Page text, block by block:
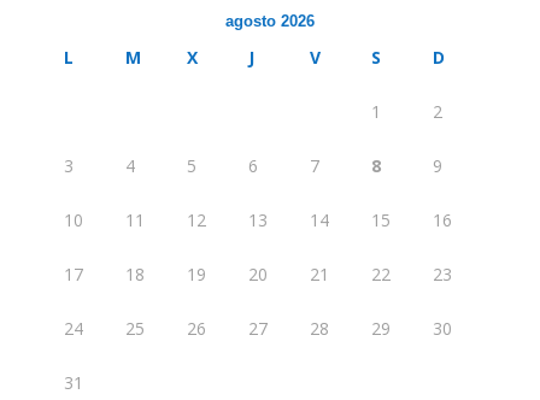
agosto 2026
L M X J V S D
1 2
3 4 5 6 7 8 9
10 11 12 13 14 15 16
17 18 19 20 21 22 23
24 25 26 27 28 29 30
31